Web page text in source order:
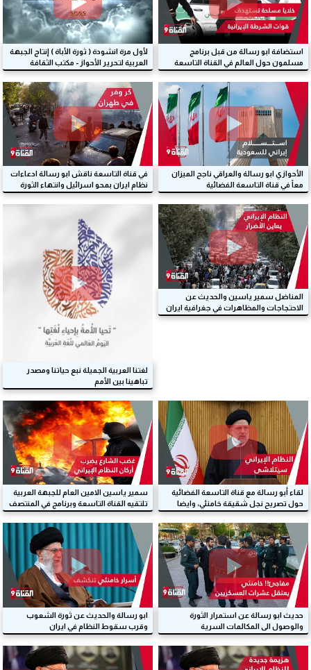
استضافة ابو رسالة من قبل برنامج
مسلمون حول العالم في القناة التاسعة
الفضائية
لأول مرة انشودة ( ثورة الأباة ) إنتاج الجبهة
العربية لتحرير الأحواز - مكتب الثقافة
والإعلام
الأحوازي ابو رسالة والعراقي ناجح الميزان
معاً في قناة التاسعة الفضائية
في قناة التاسعة ناقش ابو رسالة ادعاءات
نظام ايران بمحو اسرائيل وانتهاء الثورة
المناضل سمير ياسين والحديث عن
الاحتجاجات والمظاهرات في جغرافية ايران
لغتنا العربية الجميلة نبع حياتنا ومصدر
تباهينا بين الأمم
لقاء أبو رسالة مع قناة التاسعة الفضائية
حول تصريح نجل شقيقة خامنئي، وايضا
حول الثورة الإيرانية
سمير ياسين الامين العام للجبهة العربية
تلتقيه القناة التاسعة وبرنامج في المنتصف
حديث ابو رسالة عن استمرار الثورة
والوصول الى المكالمات السرية
للمسؤولين الايرانيين
ابو رسالة والحديث عن ثورة الشعوب
وقرب سقوط النظام في ايران